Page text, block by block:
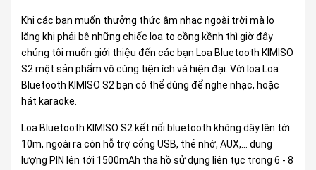
Khi các bạn muốn thưởng thức âm nhạc ngoài trời mà lo
lắng khi phải bê những chiếc loa to cồng kềnh thì giờ đây
chúng tôi muốn giới thiệu đến các bạn Loa Bluetooth KIMISO
S2 một sản phẩm vô cùng tiện ích và hiện đại. Với loa Loa
Bluetooth KIMISO S2 bạn có thể dùng để nghe nhạc, hoặc
hát karaoke.
Loa Bluetooth KIMISO S2 kết nối bluetooth không dây lên tới
10m, ngoài ra còn hỗ trợ cổng USB, thẻ nhớ, AUX,... dung
lượng PIN lên tới 1500mAh tha hồ sử dụng liên tục trong 6 - 8